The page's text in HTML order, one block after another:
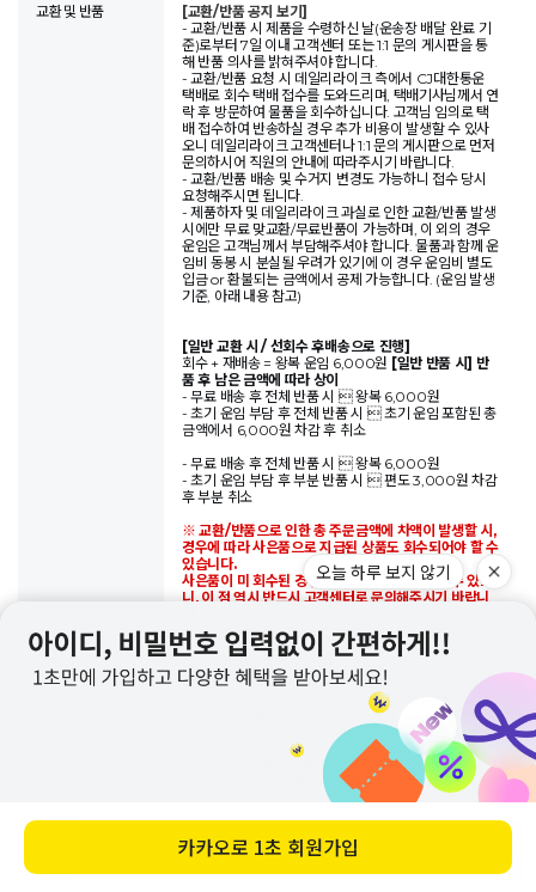
바로 구매하기
교환 및 반품
[교환/반품 공지 보기]
- 교환/반품 시 제품을 수령하신 날(운송장 배달 완료 기
준)로부터 7일 이내 고객센터 또는 1:1 문의 게시판을 통
해 반품 의사를 밝혀주셔야 합니다.
- 교환/반품 요청 시 데일리라이크 측에서 CJ대한통운
택배로 회수 택배 접수를 도와드리며, 택배기사님께서 연
락 후 방문하여 물품을 회수하십니다. 고객님 임의로 택
배 접수하여 반송하실 경우 추가 비용이 발생할 수 있사
오니 데일리라이크 고객센터나 1:1 문의 게시판으로 먼저
문의하시어 직원의 안내에 따라주시기 바랍니다.
- 교환/반품 배송 및 수거지 변경도 가능하니 접수 당시
요청해주시면 됩니다.
- 제품하자 및 데일리라이크 과실로 인한 교환/반품 발생
시에만 무료 맞교환/무료반품이 가능하며, 이 외의 경우
운임은 고객님께서 부담해주셔야 합니다. 물품과 함께 운
임비 동봉 시 분실될 우려가 있기에 이 경우 운임비 별도
입금 or 환불되는 금액에서 공제 가능합니다. (운임 발생
기준, 아래 내용 참고)
[일반 교환 시 / 선회수 후배송으로 진행]
회수 + 재배송 = 왕복 운임 6,000원 [일반 반품 시] 반
품 후 남은 금액에 따라 상이
- 무료 배송 후 전체 반품 시  왕복 6,000원
- 초기 운임 부담 후 전체 반품 시  초기 운임 포함된 총
금액에서 6,000원 차감 후 취소
- 무료 배송 후 전체 반품 시  왕복 6,000원
- 초기 운임 부담 후 부분 반품 시  편도 3,000원 차감
후 부분 취소
※ 교환/반품으로 인한 총 주문금액에 차액이 발생할 시,
경우에 따라 사은품으로 지급된 상품도 회수되어야 할 수
있습니다.
사은품이 미 회수된 경우 교환 및 반품이 불가할 수 있으
니, 이 점 역시 반드시 고객센터로 문의해주시기 바랍니
- 상품하자 및 데일리라이크의 과실(오배송 등)로 인한
교환/반품 시 무료교환 및 무료반품이 가능합니다.
- 고객변심으로 인한 교환/반품의 경우, 제품의 겉포장이
훼손되지 않았을 시에만 고객 부담으로 1회 교환 및 반품
(한 번 교환한 제품의 재 교환 및 반품은 불가능하오니 교
환을 원하실 경우 신중히 결정해주시기 바랍니다.)
기)은 주문해주시는 단위에 맞춰 재단하여 배송되므로 어
오늘 하루 보지 않기
카카오로 1초 회원가입